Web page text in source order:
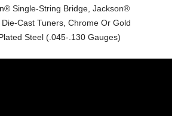
Single-String Bridge, Jackson®
Cast Tuners, Chrome Or Gold
Steel (.045-.130 Gauges)